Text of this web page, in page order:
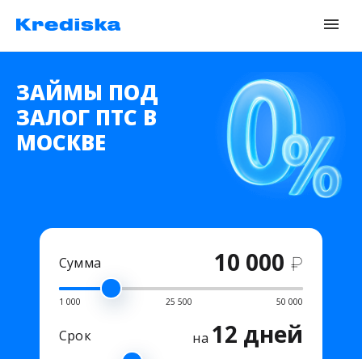
ЗАЙМЫ ПОД
ЗАЛОГ ПТС В
МОСКВЕ
Сумма 10 000 ₽
1 000 25 500 50 000
Срок на 12 дней